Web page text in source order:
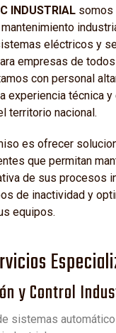
INDUSTRIAL somos
eléctricos y
empresas de
con personal
experiencia técnica
territorio nacional.
es ofrecer
que permitan
de sus procesos
de inactividad y
equipos.
y Control
sistemas